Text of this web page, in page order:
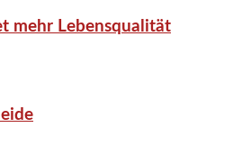
mehr Lebensqualität